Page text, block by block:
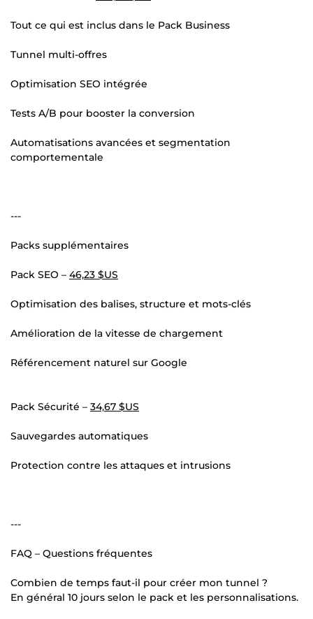
Tout ce qui est inclus dans le Pack Business
Tunnel multi-offres
Optimisation SEO intégrée
Tests A/B pour booster la conversion
Automatisations avancées et segmentation
comportementale
---
Packs supplémentaires
Pack SEO – 46,23 $US
Optimisation des balises, structure et mots-clés
Amélioration de la vitesse de chargement
Référencement naturel sur Google
Pack Sécurité – 34,67 $US
Sauvegardes automatiques
Protection contre les attaques et intrusions
---
FAQ – Questions fréquentes
Combien de temps faut-il pour créer mon tunnel ?
En général 10 jours selon le pack et les personnalisations.